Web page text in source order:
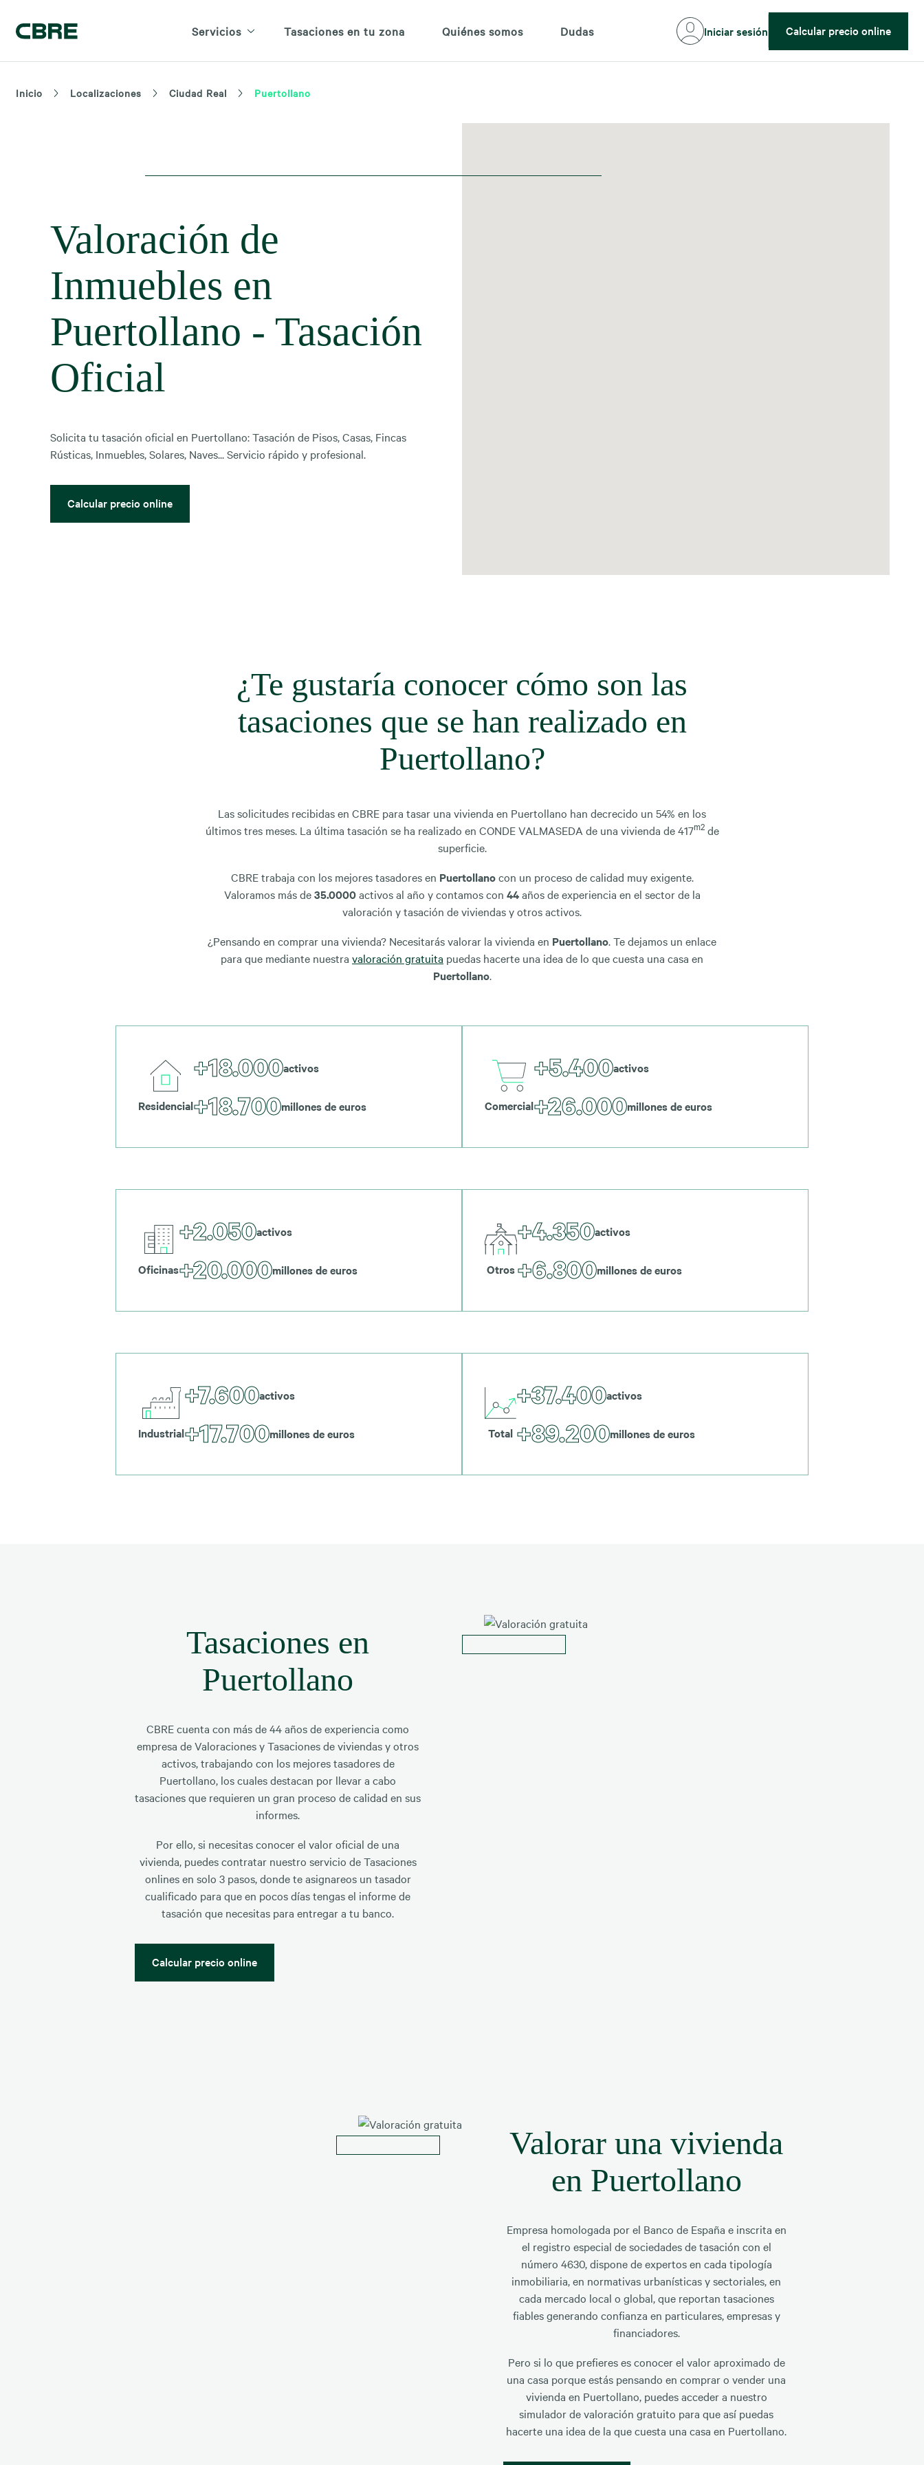
Servicios Tasaciones en tu zona Quiénes somos Dudas Iniciar sesión Calcular precio online
Inicio Localizaciones Ciudad Real Puertollano
Valoración de
Inmuebles en
Puertollano - Tasación
Oficial
Solicita tu tasación oficial en Puertollano: Tasación de Pisos, Casas, Fincas
Rústicas, Inmuebles, Solares, Naves... Servicio rápido y profesional.
Calcular precio online
¿Te gustaría conocer cómo son las
tasaciones que se han realizado en
Puertollano?
Las solicitudes recibidas en CBRE para tasar una vivienda en Puertollano han decrecido un 54% en los
últimos tres meses. La última tasación se ha realizado en CONDE VALMASEDA de una vivienda de 417m2de
superficie.
CBRE trabaja con los mejores tasadores en Puertollanocon un proceso de calidad muy exigente.
Valoramos más de35.0000activos al año y contamos con 44años de experiencia en el sector de la
valoración y tasación de viviendas y otros activos.
¿Pensando en comprar una vivienda? Necesitarás valorar la vivienda en Puertollano. Te dejamos un enlace
para que mediante nuestra valoración gratuita puedas hacerte una idea de lo que cuesta una casa en
Puertollano.
Residencial
+18.000activos
+18.700millones de euros Comercial
+5.400activos
+26.000millones de euros
Oficinas
+2.050activos
+20.000millones de euros Otros
+4.350activos
+6.800millones de euros
Industrial
+7.600activos
+17.700millones de euros Total
+37.400activos
+89.200millones de euros
Tasaciones en
Puertollano
CBRE cuenta con más de 44 años de experiencia como
empresa de Valoraciones y Tasaciones de viviendas y otros
activos, trabajando con los mejores tasadores de
Puertollano, los cuales destacan por llevar a cabo
tasaciones que requieren un gran proceso de calidad en sus
informes.
Por ello, si necesitas conocer el valor oficial de una
vivienda, puedes contratar nuestro servicio de Tasaciones
onlines en solo 3 pasos, donde te asignareos un tasador
cualificado para que en pocos días tengas el informe de
tasación que necesitas para entregar a tu banco.
Calcular precio online
Valorar una vivienda
en Puertollano
Empresa homologada por el Banco de España e inscrita en
el registro especial de sociedades de tasación con el
número 4630, dispone de expertos en cada tipología
inmobiliaria, en normativas urbanísticas y sectoriales, en
cada mercado local o global, que reportan tasaciones
fiables generando confianza en particulares, empresas y
financiadores.
Pero si lo que prefieres es conocer el valor aproximado de
una casa porque estás pensando en comprar o vender una
vivienda en Puertollano, puedes acceder a nuestro
simulador de valoración gratuito para que así puedas
hacerte una idea de la que cuesta una casa en Puertollano.